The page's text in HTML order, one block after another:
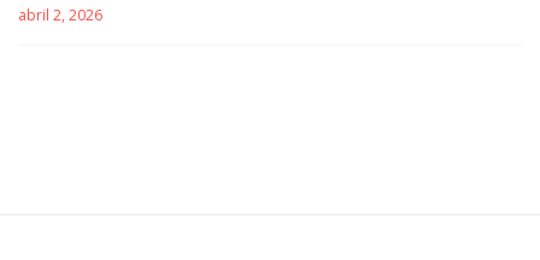
abril 2, 2026